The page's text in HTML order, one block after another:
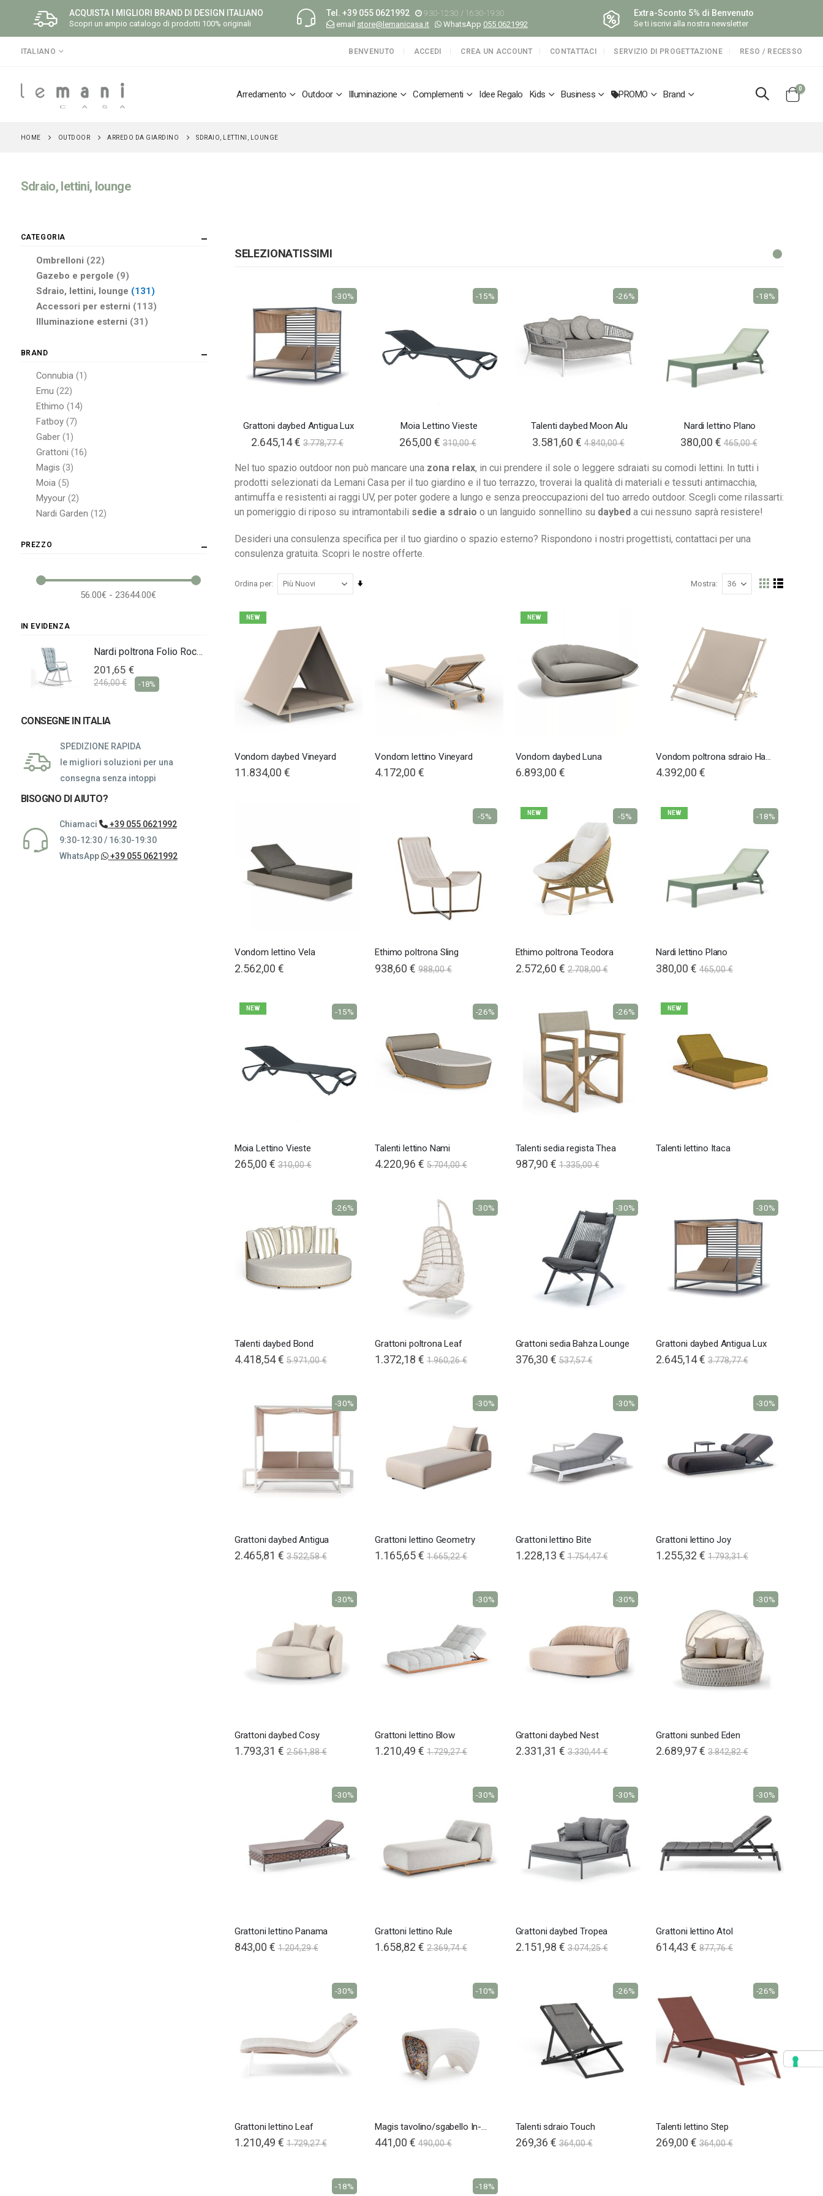
ACQUISTA I MIGLIORI BRAND DI DESIGN ITALIANO
Scopri un ampio catalogo di prodotti 100% originali
Tel. +39 055 0621992
9:30-12:30 / 16:30-19:30
email store@lemanicasa.it WhatsApp 055 0621992
Extra-Sconto 5% di Benvenuto
Se ti iscrivi alla nostra newsletter
LINGUA
ITALIANO BENVENUTO ACCEDI CREA UN ACCOUNT CONTATTACI SERVIZIO DI PROGETTAZIONE RESO / RECESSO
Arredamento Outdoor Illuminazione Complementi Idee Regalo Kids Business PROMO Brand
Cart
0
HOME OUTDOOR ARREDO DA GIARDINO SDRAIO, LETTINI, LOUNGE
Sdraio, lettini, lounge
SELEZIONATISSIMI
Grattoni daybed Antigua Lux
Special
Price
2.645,14 € 3.778,77 €
-30%
Moia Lettino Vieste
265,00 € 310,00 €
-15%
Talenti daybed Moon Alu
3.581,60 € 4.840,00 €
-26%
Nardi lettino Plano
380,00 € 465,00 €
-18%
Nel tuo spazio outdoor non può mancare una zona relax, in cui prendere il sole o leggere sdraiati su comodi lettini. In tutti i
prodotti selezionati da Lemani Casa per il tuo giardino e il tuo terrazzo, troverai la qualità di materiali e tessuti antimacchia,
antimuffa e resistenti ai raggi UV, per poter godere a lungo e senza preoccupazioni del tuo arredo outdoor. Scegli come rilassarti:
un pomeriggio di riposo su intramontabili sedie a sdraio o un languido sonnellino su daybeda cui nessuno saprà resistere!
Desideri una consulenza specifica per il tuo giardino o spazio esterno? Rispondono i nostri progettisti, contattaci per una
consulenza gratuita. Scopri le nostre offerte.
Ordina per
Imposta
Mostra
Mostra
Griglia
Lista
NEW
Vondom daybed Vineyard
11.834,00 €
Vondom lettino Vineyard
4.172,00 €
NEW
Vondom daybed Luna
6.893,00 €
Vondom poltrona sdraio Hamptons
4.392,00 €
Vondom lettino Vela
2.562,00 €
Ethimo poltrona Sling
938,60 € 988,00 €
-5% NEW
Ethimo poltrona Teodora
2.572,60 € 2.708,00 €
-5% NEW
Nardi lettino Plano
380,00 € 465,00 €
-18%
NEW
Moia Lettino Vieste
265,00 € 310,00 €
-15%
Talenti lettino Nami
4.220,96 € 5.704,00 €
-26%
Talenti sedia regista Thea
987,90 € 1.335,00 €
-26% NEW
Talenti lettino Itaca
Talenti daybed Bond
4.418,54 € 5.971,00 €
-26%
Grattoni poltrona Leaf
1.372,18 € 1.960,26 €
-30%
Grattoni sedia Bahza Lounge
Special
Price
376,30 € 537,57 €
-30%
Grattoni daybed Antigua Lux
Special
Price
2.645,14 € 3.778,77 €
-30%
Grattoni daybed Antigua
Special
Price
2.465,81 € 3.522,58 €
-30%
Grattoni lettino Geometry
Special
Price
1.165,65 € 1.665,22 €
-30%
Grattoni lettino Bite
1.228,13 € 1.754,47 €
-30%
Grattoni lettino Joy
Special
Price
1.255,32 € 1.793,31 €
-30%
Grattoni daybed Cosy
Special
Price
1.793,31 € 2.561,88 €
-30%
Grattoni lettino Blow
Special
Price
1.210,49 € 1.729,27 €
-30%
Grattoni daybed Nest
Special
Price
2.331,31 € 3.330,44 €
-30%
Grattoni sunbed Eden
2.689,97 € 3.842,82 €
-30%
Grattoni lettino Panama
843,00 € 1.204,29 €
-30%
Grattoni lettino Rule
Special
Price
1.658,82 € 2.369,74 €
-30%
Grattoni daybed Tropea
2.151,98 € 3.074,25 €
-30%
Grattoni lettino Atol
614,43 € 877,76 €
-30%
Grattoni lettino Leaf
1.210,49 € 1.729,27 €
-30%
Magis tavolino/sgabello In-Side
441,00 € 490,00 €
-10%
Talenti sdraio Touch
269,36 € 364,00 €
-26%
Talenti lettino Step
269,00 € 364,00 €
-26%
-18% -18%
CATEGORIA
Ombrelloni 22
elementi
Gazebo e pergole
9
elementi
Sdraio, lettini, lounge 131
elementi
Accessori per esterni
113
elementi
Illuminazione esterni
31
elementi
BRAND
Connubia 1
elemento
Emu 22
elementi
Ethimo 14
elementi
Fatboy 7
elementi
Gaber 1
elemento
Grattoni 16
elementi
Magis 3
elementi
Moia 5
elementi
Myyour 2
elementi
Nardi Garden 12
elementi
Scab
Varaschin
5
elementi
PREZZO
56.00€ - 23644.00€
IN EVIDENZA
Nardi poltrona Folio Rocking
201,65 €
246,00 € -18%
201,65 €
246,00 €
201,65 €
246,00 €
CONSEGNE IN ITALIA
SPEDIZIONE RAPIDA
le migliori soluzioni per una
consegna senza intoppi
BISOGNO DI AIUTO?
Chiamaci
+39 055 0621992
9:30-12:30 / 16:30-19:30
WhatsApp
+39 055 0621992